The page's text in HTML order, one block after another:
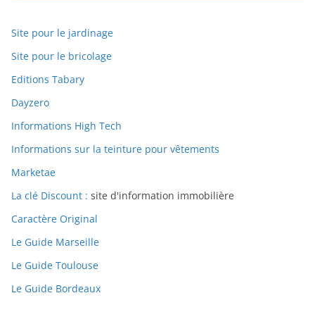
Site pour le jardinage
Site pour le bricolage
Editions Tabary
Dayzero
Informations High Tech
Informations sur la teinture pour vêtements
Marketae
La clé Discount : site d'information immobilière
Caractère Original
Le Guide Marseille
Le Guide Toulouse
Le Guide Bordeaux